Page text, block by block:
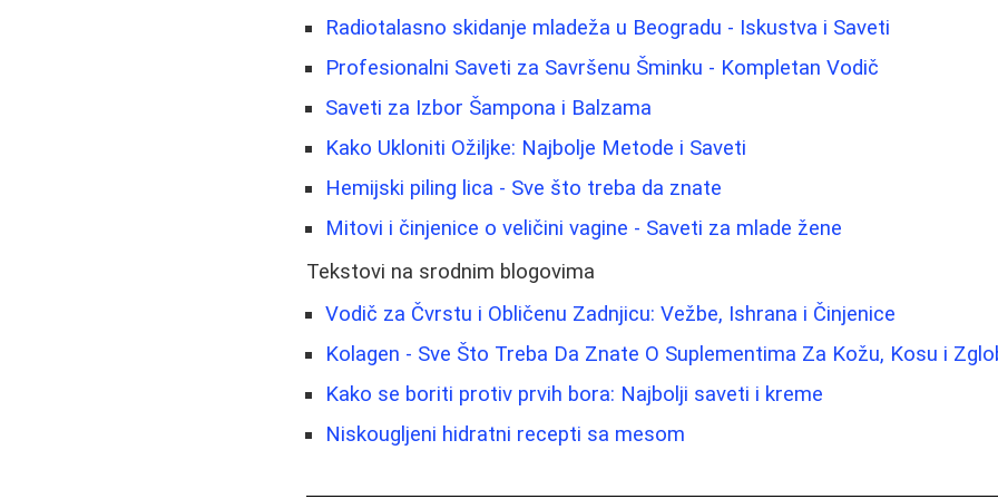
Radiotalasno skidanje mladeža u Beogradu - Iskustva i Saveti
Profesionalni Saveti za Savršenu Šminku - Kompletan Vodič
Saveti za Izbor Šampona i Balzama
Kako Ukloniti Ožiljke: Najbolje Metode i Saveti
Hemijski piling lica - Sve što treba da znate
Mitovi i činjenice o veličini vagine - Saveti za mlade žene
Tekstovi na srodnim blogovima
Vodič za Čvrstu i Obličenu Zadnjicu: Vežbe, Ishrana i Činjenice
Kolagen - Sve Što Treba Da Znate O Suplementima Za Kožu, Kosu i
Kako se boriti protiv prvih bora: Najbolji saveti i kreme
Niskougljeni hidratni recepti sa mesom